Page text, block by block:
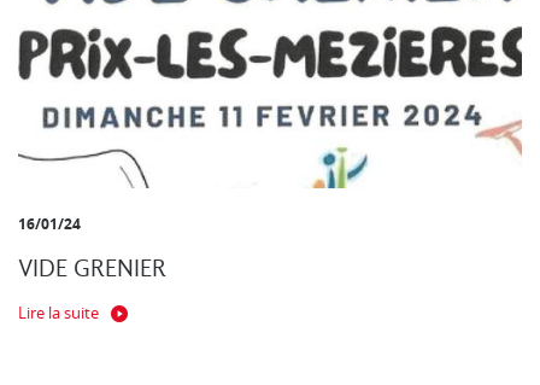
16/01/24
VIDE GRENIER
Lire la suite